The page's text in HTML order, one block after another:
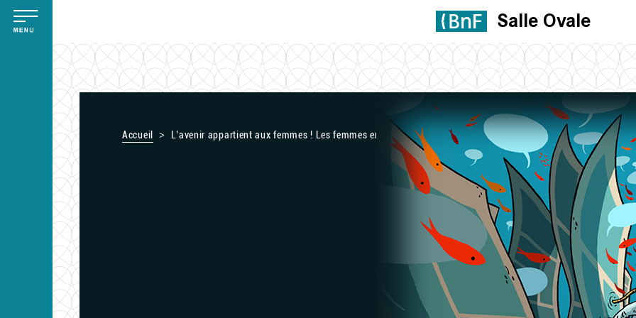
Aller
Salle Ovale
Accueil L’avenir appartient aux femmes ! Les femmes engagées dans la salle Ovale
Panneau de gestion des cookies